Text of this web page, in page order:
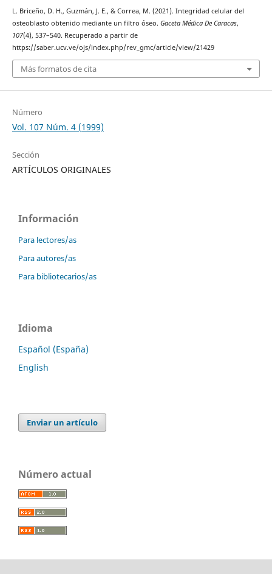
L. Briceño, D. H., Guzmán, J. E., & Correa, M. (2021). Integridad celular del
osteoblasto obtenido mediante un filtro óseo. Gaceta Médica De Caracas,
107(4), 537–540. Recuperado a partir de
https://saber.ucv.ve/ojs/index.php/rev_gmc/article/view/21429
Más formatos de cita
Número
Vol. 107 Núm. 4 (1999)
Sección
ARTÍCULOS ORIGINALES
Información
Para lectores/as
Para autores/as
Para bibliotecarios/as
Idioma
Español (España)
English
Enviar un artículo
Número actual